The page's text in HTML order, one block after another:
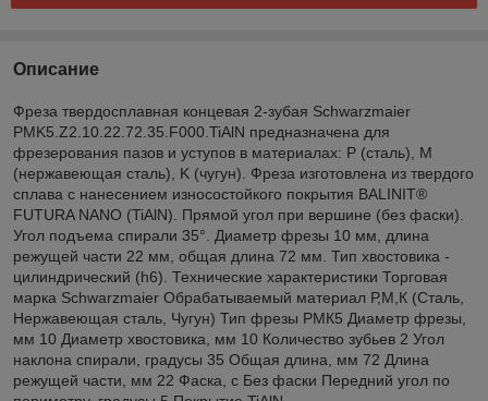
Описание
Фреза твердосплавная концевая 2-зубая Schwarzmaier
PMK5.Z2.10.22.72.35.F000.TiAlN предназначена для
фрезерования пазов и уступов в материалах: P (сталь), M
(нержавеющая сталь), K (чугун). Фреза изготовлена из твердого
сплава с нанесением износостойкого покрытия BALINIT®
FUTURA NANO (TiAlN). Прямой угол при вершине (без фаски).
Угол подъема спирали 35°. Диаметр фрезы 10 мм, длина
режущей части 22 мм, общая длина 72 мм. Тип хвостовика -
цилиндрический (h6). Технические характеристики Торговая
марка Schwarzmaier Обрабатываемый материал Р,М,К (Сталь,
Нержавеющая сталь, Чугун) Тип фрезы РМК5 Диаметр фрезы,
мм 10 Диаметр хвостовика, мм 10 Количество зубьев 2 Угол
наклона спирали, градусы 35 Общая длина, мм 72 Длина
режущей части, мм 22 Фаска, с Без фаски Передний угол по